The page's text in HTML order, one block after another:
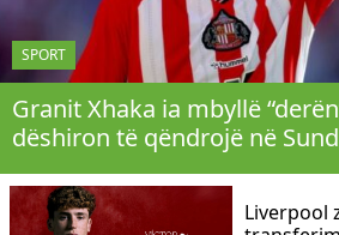
SPORT
Granit Xhaka ia mbyllë
dëshiron të qëndrojë në
Liverpool